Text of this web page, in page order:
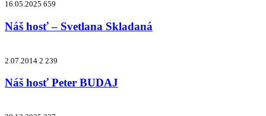
16.05.2025 659
Náš hosť – Svetlana Skladaná
2.07.2014 2 239
Náš hosť Peter BUDAJ